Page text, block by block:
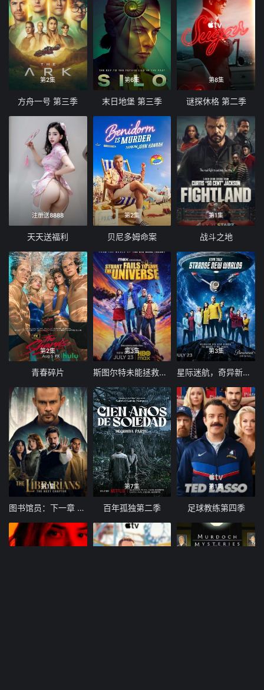
第2集
方舟一号 第三季
第6集
末日地堡 第三季
第8集
谜探休格 第二季
注册送8888
天天送福利
第2集
贝尼多姆命案
第1集
战斗之地
第2集
青春碎片
第3集
斯图尔特未能拯救宇宙
第3集
星际迷航，奇异新世界第四季
第1集
图书馆员：下一章 第二季
第7集
百年孤独第二季
第1集
足球教练第四季